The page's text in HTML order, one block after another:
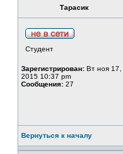
Тарасик
Студент
Зарегистрирован: Вт ноя 17,
2015 10:37 pm
Сообщения: 27
Вернуться к началу